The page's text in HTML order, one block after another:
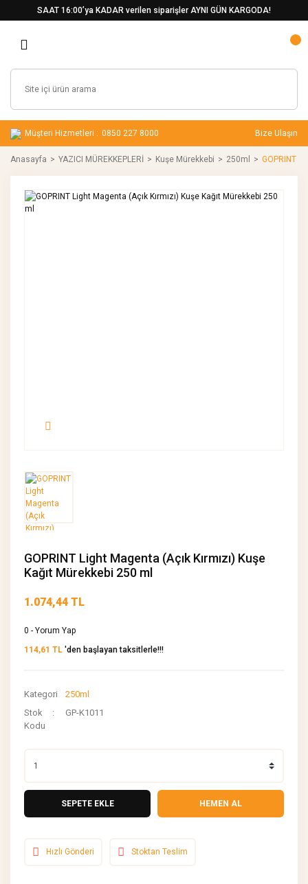
SAAT 16:00’ya KADAR verilen siparişler AYNI GÜN KARGODA!
Müşteri Hizmetleri : 0850 227 8000 Bize Ulaşın
Anasayfa YAZICI MÜREKKEPLERİ Kuşe Mürekkebi 250ml GOPRINT
GOPRINT Light Magenta (Açık Kırmızı) Kuşe
Kağıt Mürekkebi 250 ml
1.074,44 TL
0 - Yorum Yap
114,61 TL 'den başlayan taksitlerle!!!
Kategori
250ml
Stok
Kodu
GP-K1011
SEPETE EKLE HEMEN AL
Hızlı Gönderi Stoktan Teslim